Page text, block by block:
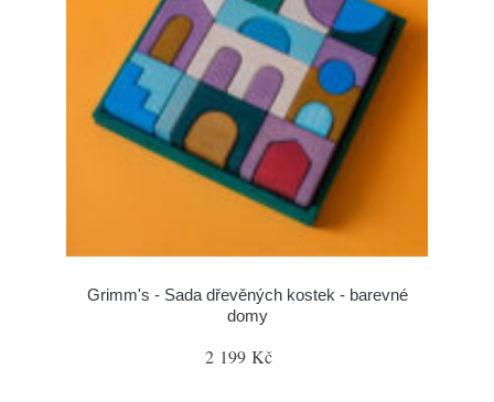
Grimm's - Sada dřevěných kostek - barevné
domy
2 199 Kč